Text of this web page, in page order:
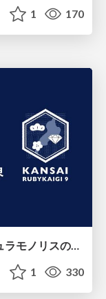
1 170
torikago - Ruby::Boxで照らすモジュラモノリスの実行境界
1 330